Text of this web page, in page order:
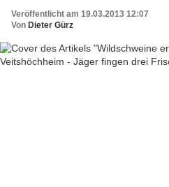
Veröffentlicht am 19.03.2013 12:07
Von Dieter Gürz